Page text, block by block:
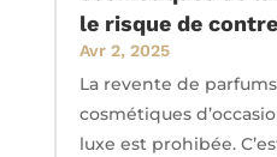
le risque de
Avr 2, 2025
La revente de
cosmétiques
luxe est prohibée.